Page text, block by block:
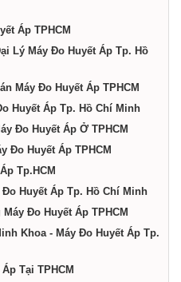
Áp TPHCM
Lý Máy Đo Huyết Áp Tp. Hồ
Máy Đo Huyết Áp TPHCM
Huyết Áp Tp. Hồ Chí Minh
Đo Huyết Áp Ở TPHCM
Đo Huyết Áp TPHCM
Tp.HCM
Huyết Áp Tp. Hồ Chí Minh
Đo Huyết Áp TPHCM
Khoa - Máy Đo Huyết Áp Tp.
Tại TPHCM